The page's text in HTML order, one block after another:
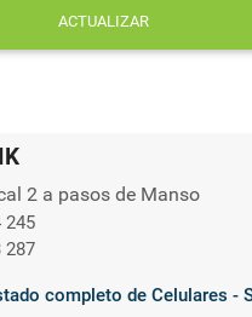
ACTUALIZAR
2 a pasos de Manso
245
287
completo de Celulares -